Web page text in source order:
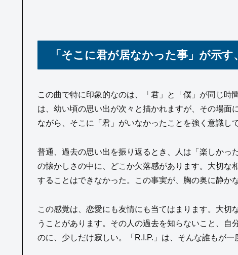
「そこに君が居なかった事」が示
この曲で特に印象的なのは、「君」と「僕」が同じ
は、幼い頃の思い出が次々と描かれますが、その場面
ながら、そこに「君」がいなかったことを強く意識し
普通、過去の思い出を振り返るとき、人は「楽しかっ
の懐かしさの中に、どこか欠落感があります。大切な
することはできなかった。この事実が、胸の奥に静か
この感覚は、恋愛にも友情にも当てはまります。大
うことがあります。その人の過去を知らないこと、
のに、少しだけ寂しい。「R.I.P.」は、そんな誰もが